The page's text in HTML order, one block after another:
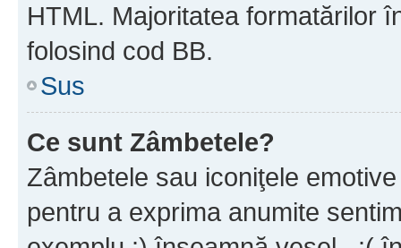
HTML. Majoritatea formatărilor
folosind cod BB.
Sus
Ce sunt Zâmbetele?
Zâmbetele sau iconiţele
pentru a exprima anumite